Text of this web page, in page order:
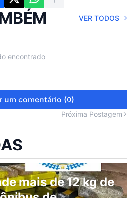
VER TODOS
encontrado
um comentário (0)
Próxima Postagem
mais de 12 kg de